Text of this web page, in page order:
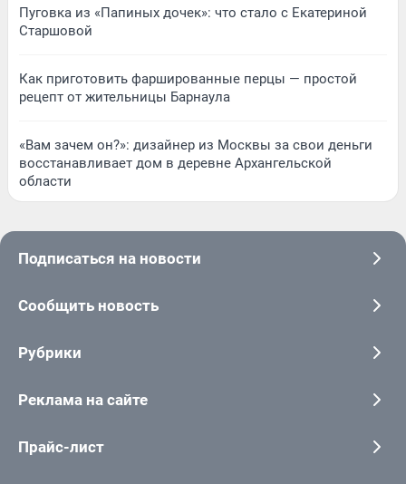
Пуговка из «Папиных дочек»: что стало с Екатериной
Старшовой
Как приготовить фаршированные перцы — простой
рецепт от жительницы Барнаула
«Вам зачем он?»: дизайнер из Москвы за свои деньги
восстанавливает дом в деревне Архангельской
области
Подписаться на новости
Сообщить новость
Рубрики
Реклама на сайте
Прайс-лист